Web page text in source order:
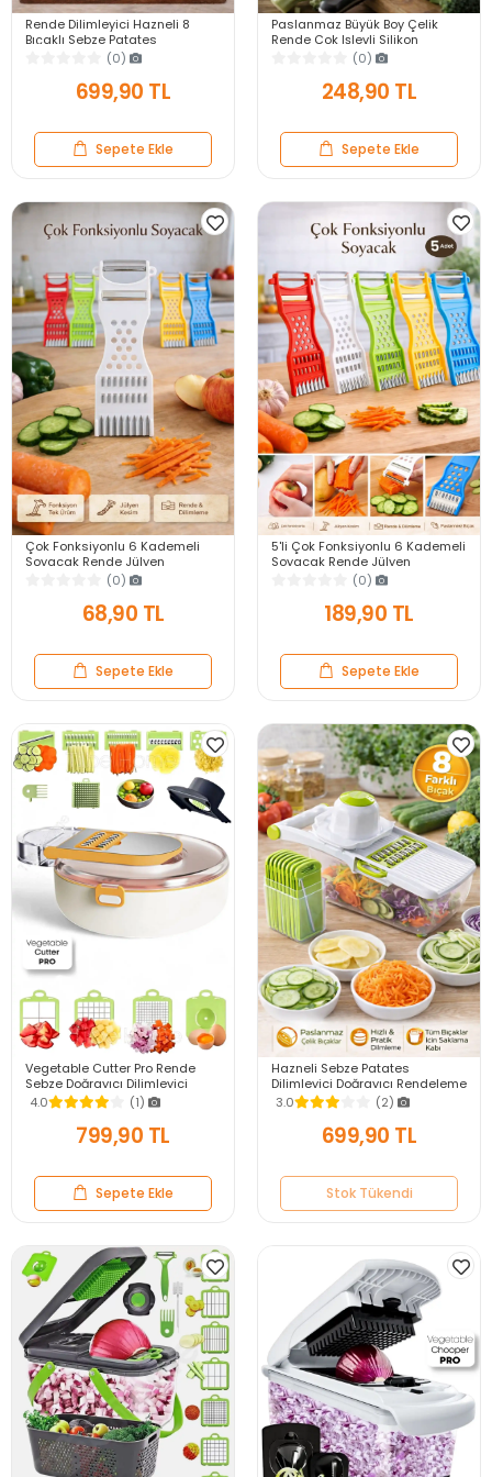
Rende Dilimleyici Hazneli 8
Bıçaklı Sebze Patates
Rendeleme Mandolin Doğrayıcı
Lüx Dicer Rende Seti
(0)
699,90 TL
Sepete Ekle
Paslanmaz Büyük Boy Çelik
Rende Çok Işlevli Silikon
Tabanlı Çok Fonksiyonlu Peynir
Doğrayıcı Rende
(0)
248,90 TL
Sepete Ekle
Çok Fonksiyonlu 6 Kademeli
Soyacak Rende Jülyen
Dilimleyici Meyve Sebze
Patates Soyma Aparatı
(0)
68,90 TL
Sepete Ekle
5'li Çok Fonksiyonlu 6 Kademeli
Soyacak Rende Jülyen
Dilimleyici Meyve Sebze
Patates Soyma Aparatı
(0)
189,90 TL
Sepete Ekle
Vegetable Cutter Pro Rende
Sebze Doğrayıcı Dilimleyici
Hazneli Soğan Küp Kesici Dicer
Rende Seti
4.0 (1)
799,90 TL
Sepete Ekle
Hazneli Sebze Patates
Dilimleyici Doğrayıcı Rendeleme
Kesici Mandolin Beyaz Yeşil Lüx
Rende Seti
3.0 (2)
699,90 TL
Stok Tükendi